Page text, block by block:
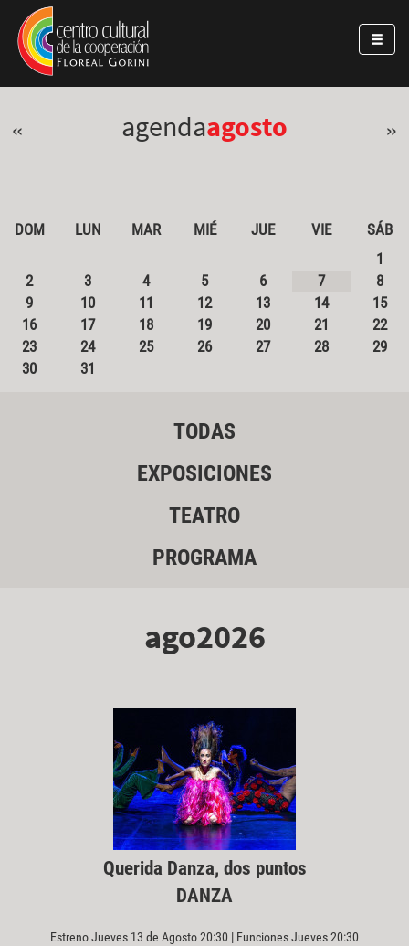
Pasar al contenido principal
Jump to main content
« agendaagosto »
DOM LUN MAR MIÉ JUE VIE
SÁB
1
2
3 4 5 6 7
8
9
10 11 12 13 14
15
16
17 18 19 20 21
22
23
24 25 26 27 28
29
30
31
TODAS
EXPOSICIONES
TEATRO
PROGRAMA
ago2026
Querida Danza, dos puntos
DANZA
Estreno Jueves 13 de Agosto 20:30 | Funciones Jueves 20:30